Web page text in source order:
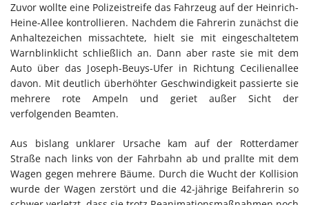
Zuvor wollte eine Polizeistreife das Fahrzeug auf der Heinrich-
Heine-Allee kontrollieren. Nachdem die Fahrerin zunächst die
Anhaltezeichen missachtete, hielt sie mit eingeschaltetem
Warnblinklicht schließlich an. Dann aber raste sie mit dem
Auto über das Joseph-Beuys-Ufer in Richtung Cecilienallee
davon. Mit deutlich überhöhter Geschwindigkeit passierte sie
mehrere rote Ampeln und geriet außer Sicht der
verfolgenden Beamten.
Aus bislang unklarer Ursache kam auf der Rotterdamer
Straße nach links von der Fahrbahn ab und prallte mit dem
Wagen gegen mehrere Bäume. Durch die Wucht der Kollision
wurde der Wagen zerstört und die 42-jährige Beifahrerin so